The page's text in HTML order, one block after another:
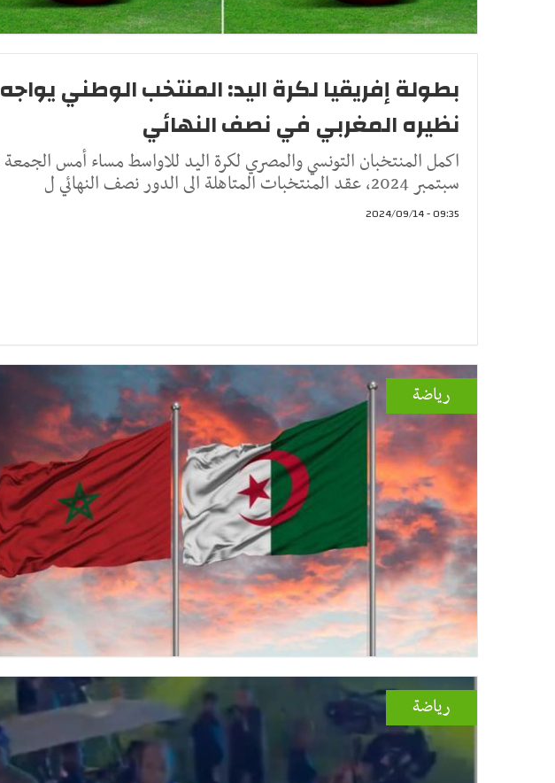
بطولة إفريقيا لكرة اليد: المنتخب الوطني يواجه
نظيره المغربي في نصف النهائي
سبتمبر 2024، عقد المنتخبات المتاهلة الى الدور نصف النهائي ل
09:35 - 2024/09/14
رياضة
رياضة